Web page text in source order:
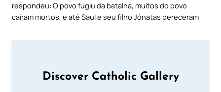
respondeu: O povo fugiu da batalha, muitos do povo
caíram mortos, e até Saul e seu filho Jónatas pereceram
Discover Catholic Gallery